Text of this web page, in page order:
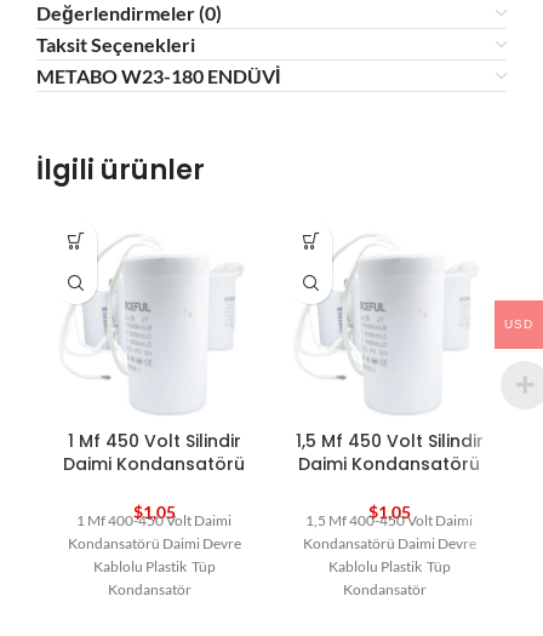
Değerlendirmeler (0)
Taksit Seçenekleri
METABO W23-180 ENDÜVİ
İlgili ürünler
1 Mf 450 Volt Silindir
Daimi Kondansatörü
$1,05
1 Mf 400-450 Volt Daimi
Kondansatörü Daimi Devre
Kablolu Plastik Tüp
Kondansatör
1,5 Mf 450 Volt Silindir
Daimi Kondansatörü
$1,05
1,5 Mf 400-450 Volt Daimi
Kondansatörü Daimi Devre
Kablolu Plastik Tüp
Kondansatör
USD